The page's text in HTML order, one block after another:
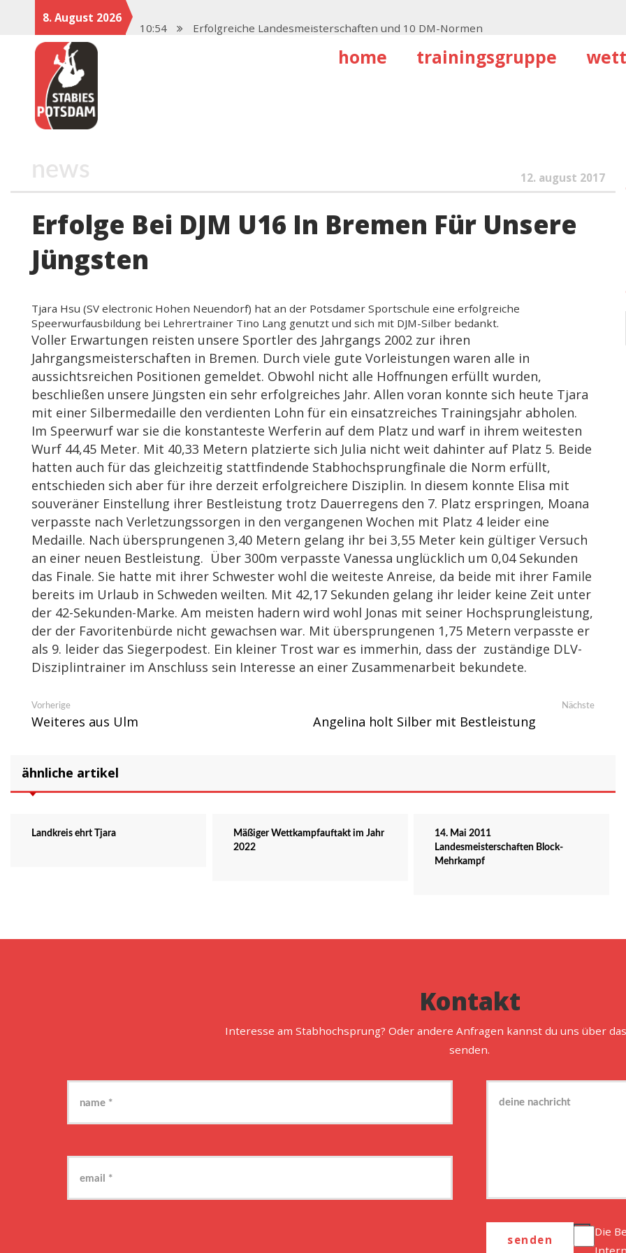
8. August 2026
Neustart 2025 mit starker U18home trainingsgruppe
news
Erfolge Bei DJM U16 In Bremen Für Unsere
Jüngsten
12. august 2017
Tjara Hsu (SV electronic Hohen Neuendorf) hat an der Potsdamer Sportschule eine erfolgreiche
Speerwurfausbildung bei Lehrertrainer Tino Lang genutzt und sich mit DJM-Silber bedankt.
Voller Erwartungen reisten unsere Sportler des Jahrgangs 2002 zur ihren
Jahrgangsmeisterschaften in Bremen. Durch viele gute Vorleistungen waren alle in
aussichtsreichen Positionen gemeldet. Obwohl nicht alle Hoffnungen erfüllt wurden,
beschließen unsere Jüngsten ein sehr erfolgreiches Jahr. Allen voran konnte sich heute Tjara
mit einer Silbermedaille den verdienten Lohn für ein einsatzreiches Trainingsjahr abholen.
Im Speerwurf war sie die konstanteste Werferin auf dem Platz und warf in ihrem weitesten
Wurf 44,45 Meter. Mit 40,33 Metern platzierte sich Julia nicht weit dahinter auf Platz 5. Beide
hatten auch für das gleichzeitig stattfindende Stabhochsprungfinale die Norm erfüllt,
entschieden sich aber für ihre derzeit erfolgreichere Disziplin. In diesem konnte Elisa mit
souveräner Einstellung ihrer Bestleistung trotz Dauerregens den 7. Platz erspringen, Moana
verpasste nach Verletzungssorgen in den vergangenen Wochen mit Platz 4 leider eine
Medaille. Nach übersprungenen 3,40 Metern gelang ihr bei 3,55 Meter kein gültiger Versuch
an einer neuen Bestleistung. Über 300m verpasste Vanessa unglücklich um 0,04 Sekunden
das Finale. Sie hatte mit ihrer Schwester wohl die weiteste Anreise, da beide mit ihrer Famile
bereits im Urlaub in Schweden weilten. Mit 42,17 Sekunden gelang ihr leider keine Zeit unter
der 42-Sekunden-Marke. Am meisten hadern wird wohl Jonas mit seiner Hochsprungleistung,
der der Favoritenbürde nicht gewachsen war. Mit übersprungenen 1,75 Metern verpasste er
als 9. leider das Siegerpodest. Ein kleiner Trost war es immerhin, dass der zuständige DLV-
Disziplintrainer im Anschluss sein Interesse an einer Zusammenarbeit bekundete.
Beitragsnavigation
Vorherige
Weiteres aus Ulm
Nächste
Angelina holt Silber mit Bestleistung
ähnliche artikel
Landkreis ehrt Tjara
Mäßiger Wettkampfauftakt im Jahr
2022
14. Mai 2011
Landesmeisterschaften Block-
Mehrkampf
Kontakt
Interesse am Stabhochsprung? Oder andere Anfragen kannst du uns über
senden.
Die